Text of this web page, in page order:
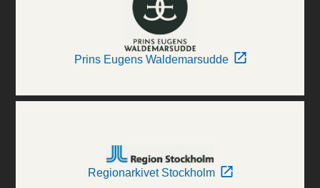
Prins Eugens Waldemarsudde
Regionarkivet Stockholm